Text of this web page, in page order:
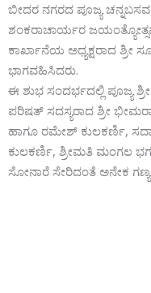
ಬೀದರ ನಗರದ ಪೂಜ್ಯ
ಶಂಕರಾಚಾರ್ಯರ
ಕಾರ್ಖಾನೆಯ ಅಧ್ಯಕ್ಷರಾದ ಶ್ರೀ
ಭಾಗವಹಿಸಿದರು.
ಈ ಶುಭ ಸಂದರ್ಭದಲ್ಲಿ ಪೂಜ್ಯ
ಪರಿಷತ್ ಸದಸ್ಯರಾದ ಶ್ರೀ
ಹಾಗೂ ರಮೇಶ್ ಕುಲಕರ್ಣಿ,
ಕುಲಕರ್ಣಿ, ಶ್ರೀಮತಿ ಮಂಗಲ
ಸೋನಾರೆ ಸೇರಿದಂತೆ ಅನೇಕ